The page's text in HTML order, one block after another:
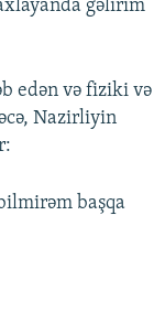
gəlirim
edən və fiziki və
Nazirliyin
başqa